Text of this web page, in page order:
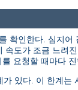
확인한다. 심지
도가 조금 느려
요청할 때마다 진
있다. 이 한계